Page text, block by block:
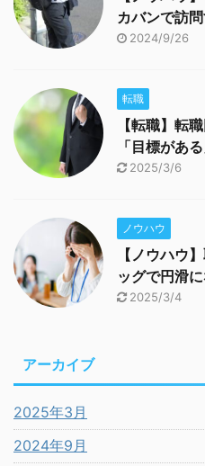
カバンで訪
2024/9/26
転職
【転職】転
「目標があ
2025/3/6
ノウハウ
【ノウハウ
ッグで円滑
2025/3/4
アーカイブ
2025年3月
2024年9月